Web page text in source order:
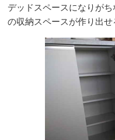
デッドスペースになりが
の収納スペースが作り出せ